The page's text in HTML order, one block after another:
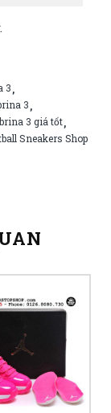
3,
3,
3 giá tốt,
Sneakers Shop